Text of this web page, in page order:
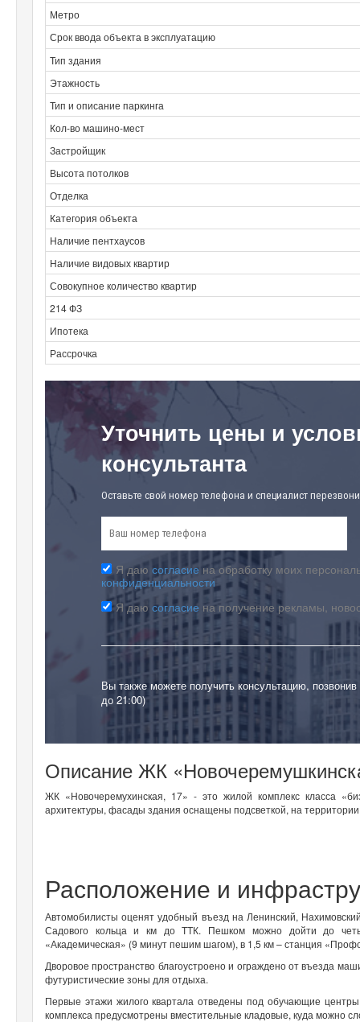
Метро
Срок ввода объекта в эксплуатацию
Тип здания
Этажность
Тип и описание паркинга
Кол-во машино-мест
Застройщик
Высота потолков
Отделка
Категория объекта
Наличие пентхаусов
Наличие видовых квартир
Совокупное количество квартир
214 ФЗ
Ипотека
Рассрочка
Уточнить цены и
консультанта
Оставьте свой номер телефона и специалист
Я даю согласие на обработку моих
конфиденциальности
Я даю согласие на получение рекламы,
Вы также можете получить консультацию,
до 21:00)
Описание ЖК
ЖК «Новочеремухинская, 17» - это жилой комплекс класса
архитектуры, фасады здания оснащены подсветкой, на
Расположение и
Автомобилисты оценят удобный въезд на Ленинский,
Садового кольца и км до ТТК. Пешком можно дойти до
«Академическая» (9 минут пешим шагом), в 1,5 км – станция
Дворовое пространство благоустроено и ограждено от въезда
футуристические зоны для отдыха.
Первые этажи жилого квартала отведены под обучающие
комплекса предусмотрены вместительные кладовые, куда можно